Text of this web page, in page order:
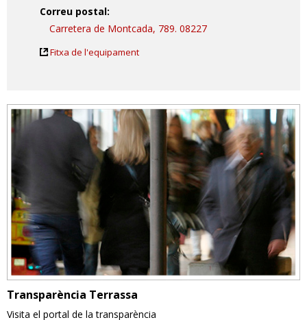
Correu postal:
Carretera de Montcada, 789. 08227
Fitxa de l'equipament
Transparència Terrassa
Visita el portal de la transparència